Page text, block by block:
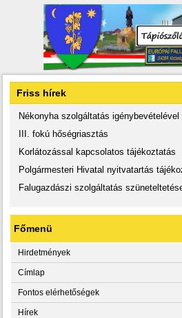
Friss hírek
Nékonyha szolgáltatás
III. fokú hőségriasztás
Korlátozással kapcsolatos tájékoztatás
Polgármesteri Hivatal nyitvatartás
Falugazdászi szolgáltatás
Főmenü
Hirdetmények
Címlap
Fontos elérhetőségek
Hírek